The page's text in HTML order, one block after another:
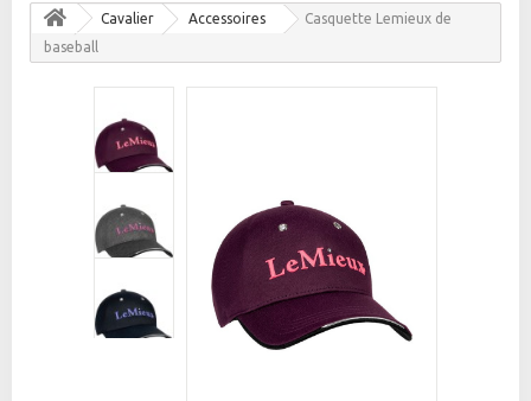
Cavalier Accessoires
Casquette Lemieux de
baseball